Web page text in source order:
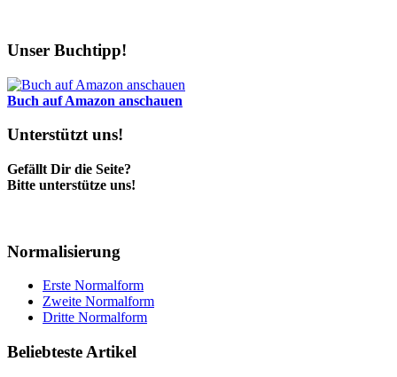
Unser Buchtipp!
Buch auf Amazon anschauen
Unterstützt uns!
Gefällt Dir die Seite?
Bitte unterstütze uns!
Normalisierung
Erste Normalform
Zweite Normalform
Dritte Normalform
Beliebteste Artikel